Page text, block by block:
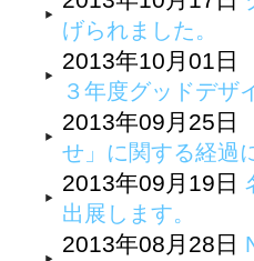
げられました。
2013年10月01日
３年度グッドデザ
2013年09月25日
せ」に関する経過
2013年09月19日
出展します。
2013年08月28日